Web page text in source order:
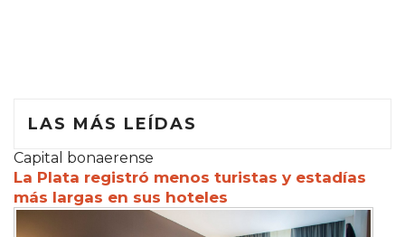
LAS MÁS LEÍDAS
Capital bonaerense
La Plata registró menos turistas y estadías
más largas en sus hoteles